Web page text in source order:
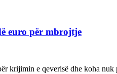
euro për mbrojtje
krijimin e qeverisë dhe koha